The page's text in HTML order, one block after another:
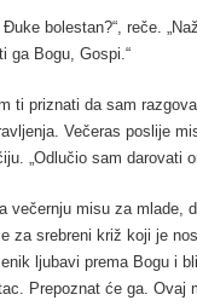
bolestan?“, reče.
ga Bogu, Gospi.“
ti priznati da sam
Večeras poslije
„Odlučio sam darovati
večernju misu za mlade,
za srebreni križ koji je
ljubavi prema Bogu i
Prepoznat će ga. Ovaj